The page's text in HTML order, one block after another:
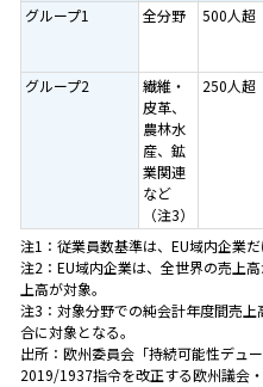
グループ1 全分野 500人超
グループ2
繊維・
皮革、
農林水
産、鉱
業関連
など
（注3）
250人超
注1：従業員数基準は、EU域内企業だ
注2：EU域内企業は、全世界の売上
上高が対象。
注3：対象分野での純会計年度間売
合に対象となる。
出所：欧州委員会「持続可能性デュ
2019/1937指令を改正する欧州議会・